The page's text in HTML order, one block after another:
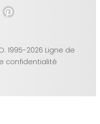
1995-2026 Ligne de
confidentialité